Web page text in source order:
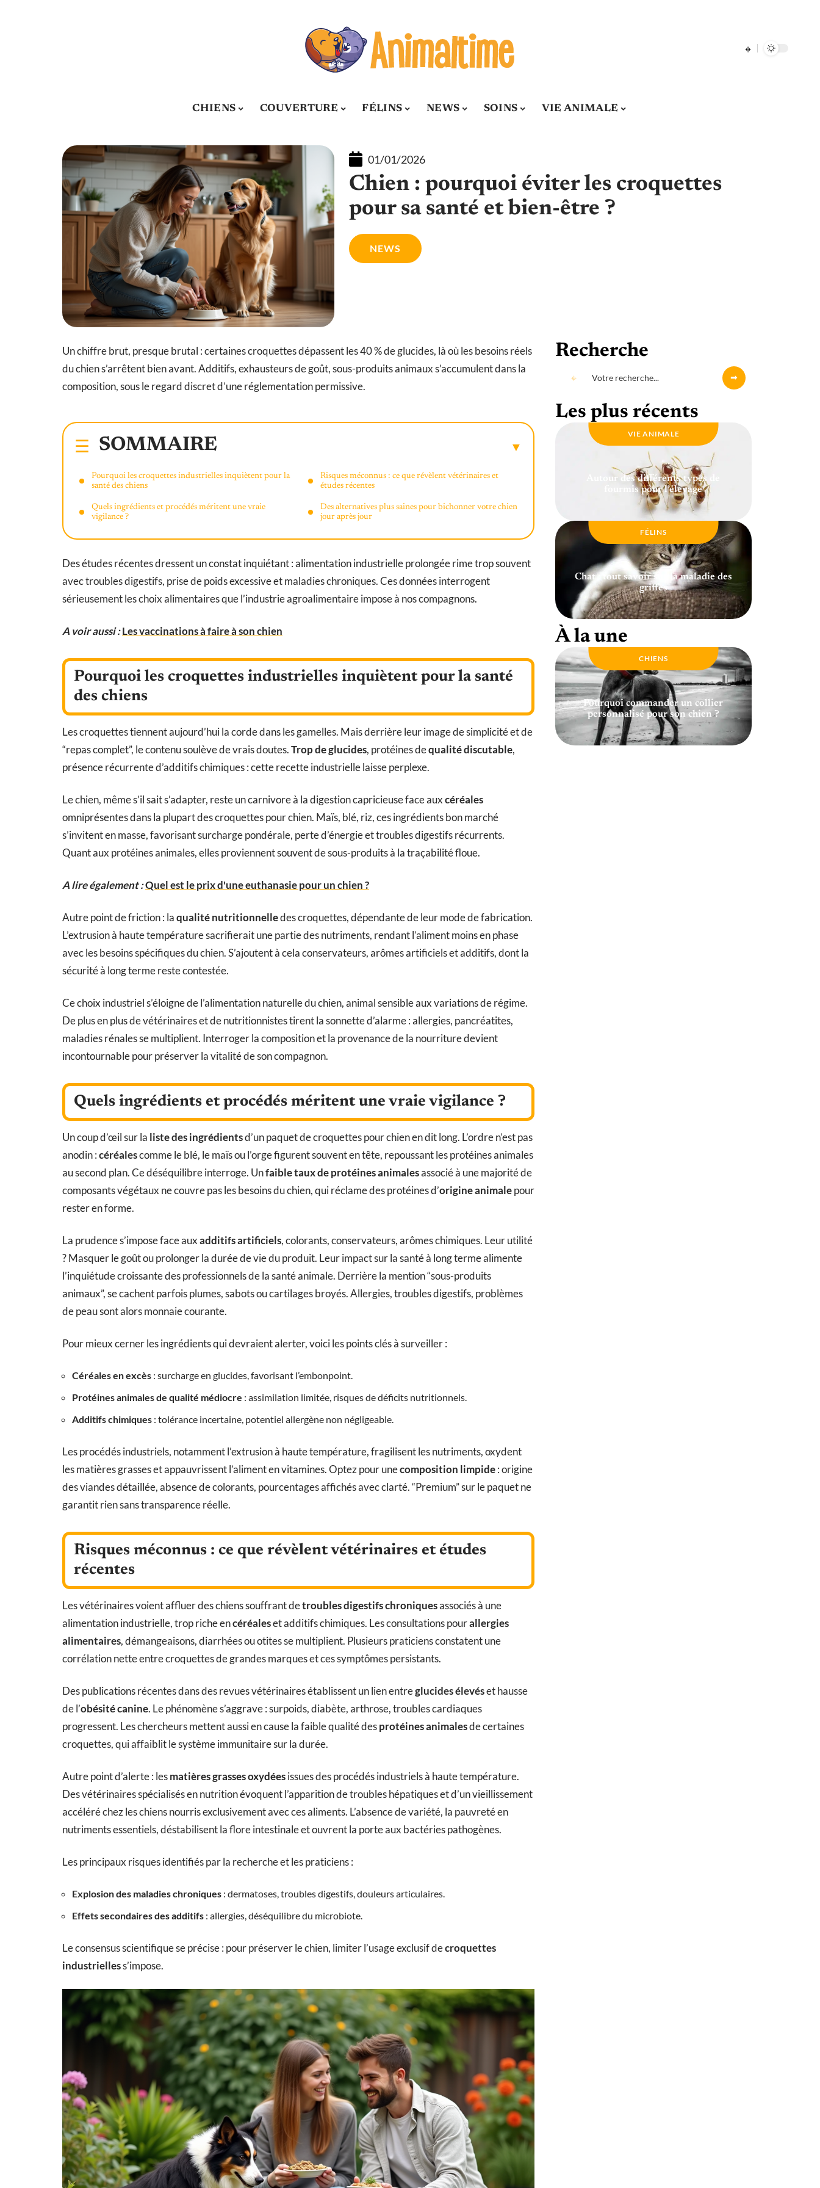
CHIENS COUVERTURE FÉLINS NEWS SOINS VIE ANIMALE
01/01/2026
Chien : pourquoi éviter les croquettes
pour sa santé et bien-être ?
NEWS
Un chiffre brut, presque brutal : certaines croquettes dépassent les 40 % de glucides, là où les besoins réels
du chien s’arrêtent bien avant. Additifs, exhausteurs de goût, sous-produits animaux s’accumulent dans la
composition, sous le regard discret d’une réglementation permissive.
SOMMAIRE
Pourquoi les croquettes industrielles inquiètent pour la
santé des chiens
Quels ingrédients et procédés méritent une vraie
vigilance ?
Risques méconnus : ce que révèlent vétérinaires et
études récentes
Des alternatives plus saines pour bichonner votre chien
jour après jour
Des études récentes dressent un constat inquiétant : alimentation industrielle prolongée rime trop souvent
avec troubles digestifs, prise de poids excessive et maladies chroniques. Ces données interrogent
sérieusement les choix alimentaires que l’industrie agroalimentaire impose à nos compagnons.
A voir aussi :Les vaccinations à faire à son chien
Pourquoi les croquettes industrielles inquiètent pour la santé
des chiens
Les croquettes tiennent aujourd’hui la corde dans les gamelles. Mais derrière leur image de simplicité et de
“repas complet”, le contenu soulève de vrais doutes.Trop de glucides, protéines dequalité discutable,
présence récurrente d’additifs chimiques : cette recette industrielle laisse perplexe.
Le chien, même s’il sait s’adapter, reste un carnivore à la digestion capricieuse face auxcéréales
omniprésentes dans la plupart des croquettes pour chien. Maïs, blé, riz, ces ingrédients bon marché
s’invitent en masse, favorisant surcharge pondérale, perte d’énergie et troubles digestifs récurrents.
Quant aux protéines animales, elles proviennent souvent de sous-produits à la traçabilité floue.
A lire également :Quel est le prix d'une euthanasie pour un chien ?
Autre point de friction : laqualité nutritionnelledes croquettes, dépendante de leur mode de fabrication.
L’extrusion à haute température sacrifierait une partie des nutriments, rendant l’aliment moins en phase
avec les besoins spécifiques du chien. S’ajoutent à cela conservateurs, arômes artificiels et additifs, dont la
sécurité à long terme reste contestée.
Ce choix industriel s’éloigne de l’alimentation naturelle du chien, animal sensible aux variations de régime.
De plus en plus de vétérinaires et de nutritionnistes tirent la sonnette d’alarme : allergies, pancréatites,
maladies rénales se multiplient. Interroger la composition et la provenance de la nourriture devient
incontournable pour préserver la vitalité de son compagnon.
Quels ingrédients et procédés méritent une vraie vigilance ?
Un coup d’œil sur la liste des ingrédientsd’un paquet de croquettes pour chien en dit long. L’ordre n’est pas
anodin :céréalescomme le blé, le maïs ou l’orge figurent souvent en tête, repoussant les protéines animales
au second plan. Ce déséquilibre interroge. Unfaible taux de protéines animalesassocié à une majorité de
composants végétaux ne couvre pas les besoins du chien, qui réclame des protéines d’origine animalepour
rester en forme.
La prudence s’impose face auxadditifs artificiels, colorants, conservateurs, arômes chimiques. Leur utilité
? Masquer le goût ou prolonger la durée de vie du produit. Leur impact sur la santé à long terme alimente
l’inquiétude croissante des professionnels de la santé animale. Derrière la mention “sous-produits
animaux”, se cachent parfois plumes, sabots ou cartilages broyés. Allergies, troubles digestifs, problèmes
de peau sont alors monnaie courante.
Pour mieux cerner les ingrédients qui devraient alerter, voici les points clés à surveiller :
Céréales en excès : surcharge en glucides, favorisant l’embonpoint.
Protéines animales de qualité médiocre : assimilation limitée, risques de déficits nutritionnels.
Additifs chimiques : tolérance incertaine, potentiel allergène non négligeable.
Les procédés industriels, notamment l’extrusion à haute température, fragilisent les nutriments, oxydent
les matières grasses et appauvrissent l’aliment en vitamines. Optez pour unecomposition limpide: origine
des viandes détaillée, absence de colorants, pourcentages affichés avec clarté. “Premium” sur le paquet ne
garantit rien sans transparence réelle.
Risques méconnus : ce que révèlent vétérinaires et études
récentes
Les vétérinaires voient affluer des chiens souffrant detroubles digestifs chroniquesassociés à une
alimentation industrielle, trop riche encéréaleset additifs chimiques. Les consultations pourallergies
alimentaires, démangeaisons, diarrhées ou otites se multiplient. Plusieurs praticiens constatent une
corrélation nette entre croquettes de grandes marques et ces symptômes persistants.
Des publications récentes dans des revues vétérinaires établissent un lien entreglucides élevéset hausse
de l’obésité canine. Le phénomène s’aggrave : surpoids, diabète, arthrose, troubles cardiaques
progressent. Les chercheurs mettent aussi en cause la faible qualité desprotéines animalesde certaines
croquettes, qui affaiblit le système immunitaire sur la durée.
Autre point d’alerte : lesmatières grasses oxydéesissues des procédés industriels à haute température.
Des vétérinaires spécialisés en nutrition évoquent l’apparition de troubles hépatiques et d’un vieillissement
accéléré chez les chiens nourris exclusivement avec ces aliments. L’absence de variété, la pauvreté en
nutriments essentiels, déstabilisent la flore intestinale et ouvrent la porte aux bactéries pathogènes.
Les principaux risques identifiés par la recherche et les praticiens :
Explosion des maladies chroniques : dermatoses, troubles digestifs, douleurs articulaires.
Effets secondaires des additifs : allergies, déséquilibre du microbiote.
Le consensus scientifique se précise : pour préserver le chien, limiter l’usage exclusif decroquettes
industrielless’impose.
Recherche
Les plus récents
VIE ANIMALE
Autour des différents types de
fourmis pour l’élevage
FÉLINS
Chat : tout savoir sur la maladie des
griffes
À la une
CHIENS
Pourquoi commander un collier
personnalisé pour son chien ?